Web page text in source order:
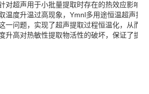
对超声用于小批量提取时存在的热效应影响
温度升温过高现象，Ymnl多用途恒温超声提
一问题，实现了超声提取过程恒温化，从而
升高对热敏性提取物活性的破坏，保证了提